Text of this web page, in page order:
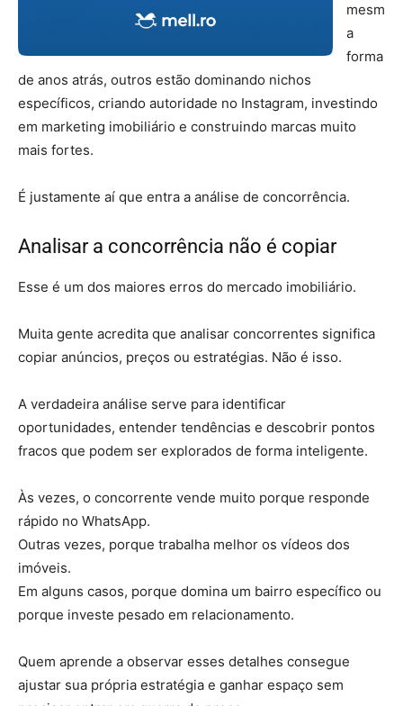
mesm
a
forma
de anos atrás, outros estão dominando nichos
específicos, criando autoridade no Instagram, investindo
em marketing imobiliário e construindo marcas muito
mais fortes.
É justamente aí que entra a análise de concorrência.
Analisar a concorrência não é copiar
Esse é um dos maiores erros do mercado imobiliário.
Muita gente acredita que analisar concorrentes significa
copiar anúncios, preços ou estratégias. Não é isso.
A verdadeira análise serve para identificar
oportunidades, entender tendências e descobrir pontos
fracos que podem ser explorados de forma inteligente.
Às vezes, o concorrente vende muito porque responde
rápido no WhatsApp.
Outras vezes, porque trabalha melhor os vídeos dos
imóveis.
Em alguns casos, porque domina um bairro específico ou
porque investe pesado em relacionamento.
Quem aprende a observar esses detalhes consegue
ajustar sua própria estratégia e ganhar espaço sem